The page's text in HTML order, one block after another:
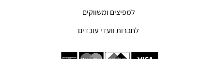
למפיצים ומשווקים
לחברות וועדי עובדים